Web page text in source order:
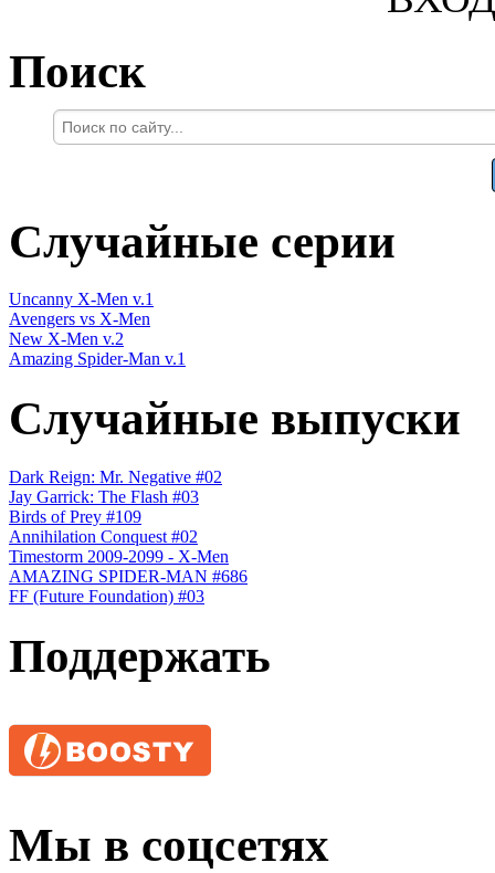
Поиск
Случайные серии
Uncanny X-Men v.1
Avengers vs X-Men
New X-Men v.2
Amazing Spider-Man v.1
Случайные выпуски
Dark Reign: Mr. Negative #02
Jay Garrick: The Flash #03
Birds of Prey #109
Annihilation Conquest #02
Timestorm 2009-2099 - X-Men
AMAZING SPIDER-MAN #686
FF (Future Foundation) #03
Поддержать
Мы в соцсетях